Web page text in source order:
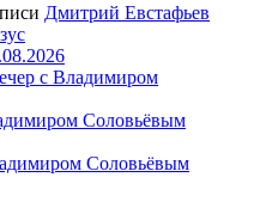
Дмитрий Евстафьев
с Владимиром
Соловьёвым
Соловьёвым